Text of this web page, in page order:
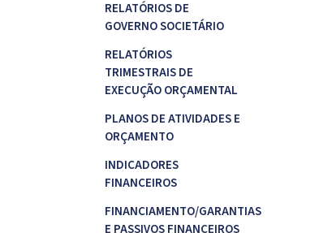
RELATÓRIOS DE
GOVERNO SOCIETÁRIO
RELATÓRIOS
TRIMESTRAIS DE
EXECUÇÃO ORÇAMENTAL
PLANOS DE ATIVIDADES E
ORÇAMENTO
INDICADORES
FINANCEIROS
FINANCIAMENTO/GARANTIAS
E PASSIVOS FINANCEIROS